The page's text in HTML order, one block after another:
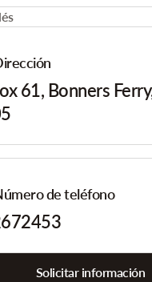
61, Bonners
de teléfono
Solicitar información